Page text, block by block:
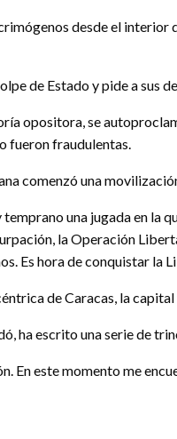
desde el
de Estado y pide a sus
opositora, se
fueron fraudulentas.
comenzó una
una jugada en
la Operación
Es hora de conquistar la
de Caracas, la
ha escrito una serie de
En este momento me